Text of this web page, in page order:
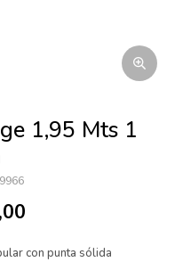
1,95 Mts 1
con punta sólida